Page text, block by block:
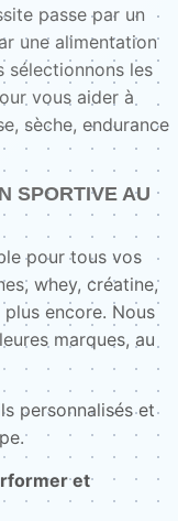
passe par un
une alimentation
sélectionnons les
vous aider à
sèche, endurance
SPORTIVE AU
pour tous vos
whey, créatine,
encore. Nous
marques, au
personnalisés et
et